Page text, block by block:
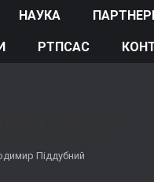
НАУКА
РТПСАС
Піддубний